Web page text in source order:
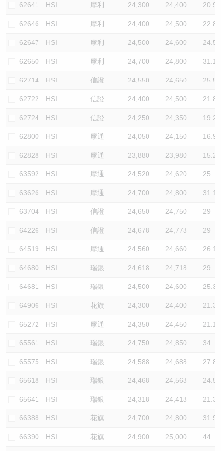
62641 HSI 摩利 24,300 24,400 20.9
62646 HSI 摩利 24,400 24,500 22.8
62647 HSI 摩利 24,500 24,600 24.5
62650 HSI 摩利 24,700 24,800 31.1
62714 HSI 信證 24,550 24,650 25.5
62722 HSI 信證 24,400 24,500 21.8
62724 HSI 信證 24,250 24,350 19.2
62800 HSI 摩通 24,050 24,150 16.9
62828 HSI 摩通 23,880 23,980 15.2
63592 HSI 摩通 24,520 24,620 25
63626 HSI 摩通 24,700 24,800 31.1
63704 HSI 信證 24,650 24,750 29
64226 HSI 信證 24,678 24,778 29
64519 HSI 摩通 24,560 24,660 26.1
64680 HSI 瑞銀 24,618 24,718 29
64681 HSI 瑞銀 24,500 24,600 25.3
64906 HSI 花旗 24,300 24,400 21.3
65272 HSI 摩通 24,350 24,450 21.1
65561 HSI 瑞銀 24,750 24,850 34
65575 HSI 瑞銀 24,588 24,688 27.8
65618 HSI 瑞銀 24,468 24,568 24.5
65641 HSI 瑞銀 24,318 24,418 21.3
66388 HSI 花旗 24,700 24,800 31.9
66390 HSI 花旗 24,900 25,000 44